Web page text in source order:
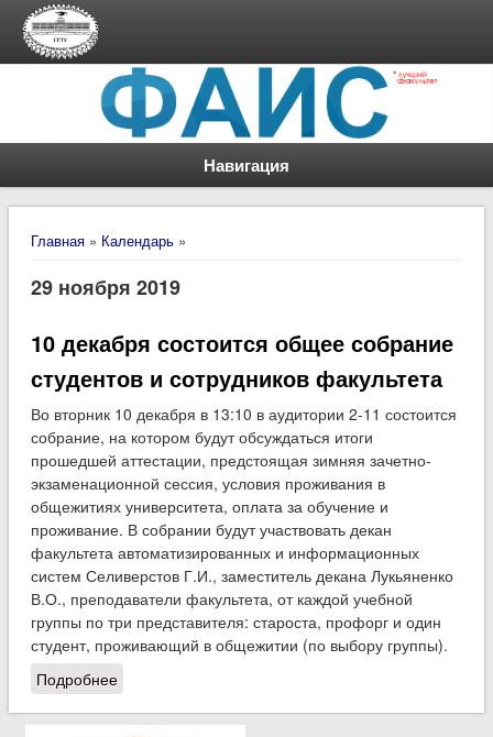
Навигация
Вы здесь
Главная» Календарь»
29 ноября 2019
10 декабря состоится общее собрание
студентов и сотрудников факультета
Во вторник 10 декабря в 13:10 в аудитории 2-11 состоится
собрание, на котором будут обсуждаться итоги
прошедшей аттестации, предстоящая зимняя зачетно-
экзаменационной сессия, условия проживания в
общежитиях университета, оплата за обучение и
проживание. В собрании будут участвовать декан
факультета автоматизированных и информационных
систем Селиверстов Г.И., заместитель декана Лукьяненко
В.О., преподаватели факультета, от каждой учебной
группы по три представителя: староста, профорг и один
студент, проживающий в общежитии (по выбору группы).
Подробнеео 10 декабря состоится общее собрание студентов
и сотрудников факультета